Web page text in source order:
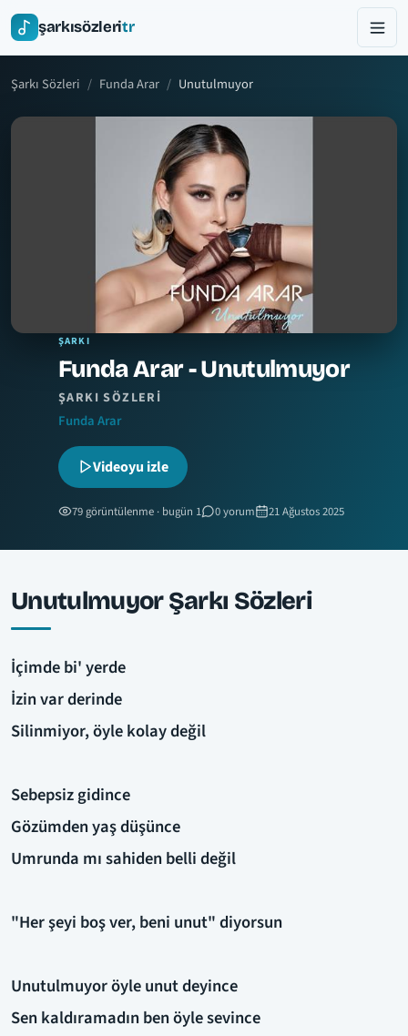
şarkısözleritr
Şarkı Sözleri Funda Arar Unutulmuyor
ŞARKI
Funda Arar - Unutulmuyor
ŞARKI SÖZLERI
Funda Arar
Videoyu izle
79 görüntülenme · bugün 1 0 yorum 21 Ağustos 2025
Unutulmuyor Şarkı Sözleri
İçimde bi' yerde
İzin var derinde
Silinmiyor, öyle kolay değil
Sebepsiz gidince
Gözümden yaş düşünce
Umrunda mı sahiden belli değil
"Her şeyi boş ver, beni unut" diyorsun
Unutulmuyor öyle unut deyince
Sen kaldıramadın ben öyle sevince